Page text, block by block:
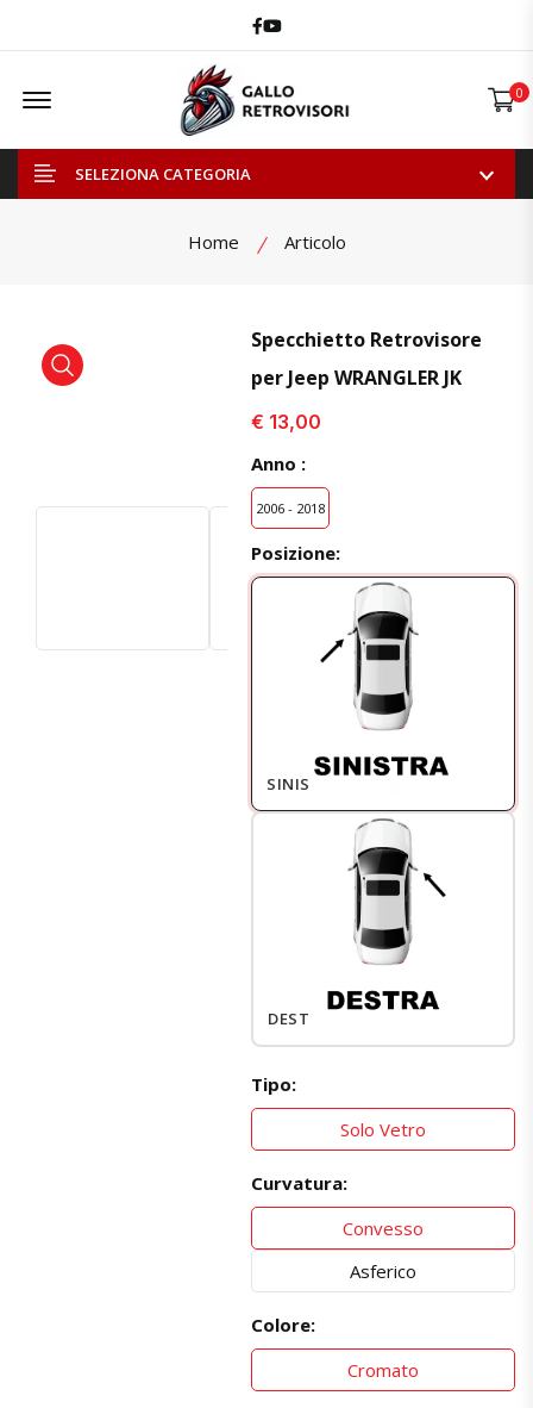
Facebook
Youtube
Offcanvas Menu Open 0
SELEZIONA CATEGORIA
Home Articolo
visualizza prodotto visualizza prodotto
Specchietto Retrovisore
per Jeep WRANGLER JK
€ 13,00
Anno :
2006 - 2018
Posizione:
SINISTRO
DESTRO
Tipo:
Solo Vetro
Curvatura:
Convesso
Asferico
Colore:
Cromato